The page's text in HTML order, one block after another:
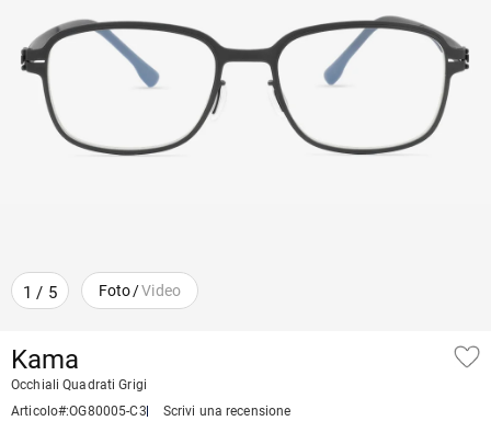
1 / 5 Foto/Video
Kama
Occhiali Quadrati Grigi
Articolo#:OG80005-C3 Scrivi una recensione